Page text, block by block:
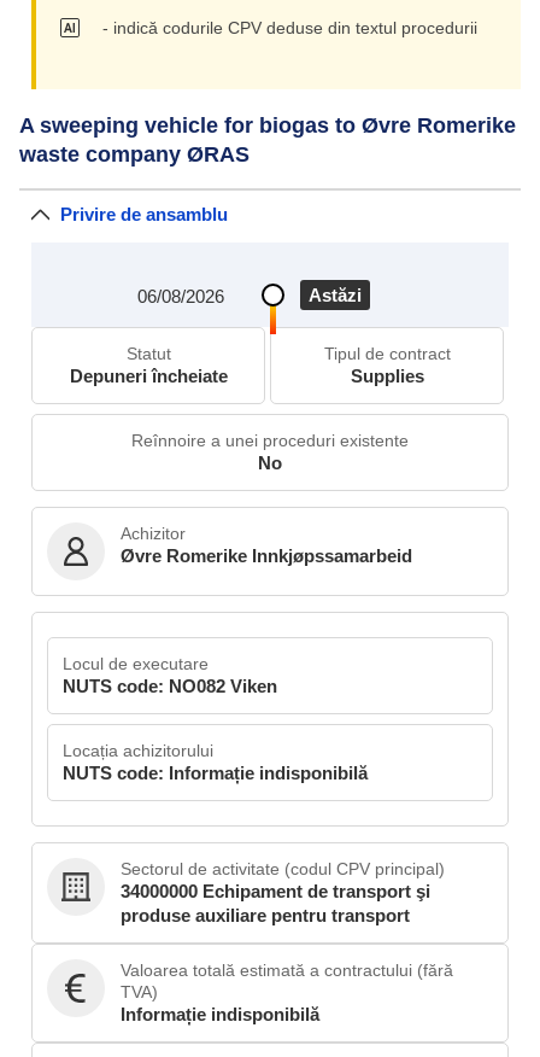
- indică codurile CPV deduse din textul procedurii
A sweeping vehicle for biogas to Øvre Romerike
waste company ØRAS
Privire de ansamblu
Astăzi
06/08/2026
Statut
Depuneri încheiate
Tipul de contract
Supplies
Reînnoire a unei proceduri existente
No
Achizitor
Øvre Romerike Innkjøpssamarbeid
Locul de executare
NUTS code: NO082 Viken
Locația achizitorului
NUTS code: Informație indisponibilă
Sectorul de activitate (codul CPV principal)
34000000 Echipament de transport şi
produse auxiliare pentru transport
Valoarea totală estimată a contractului (fără
TVA)
Informație indisponibilă